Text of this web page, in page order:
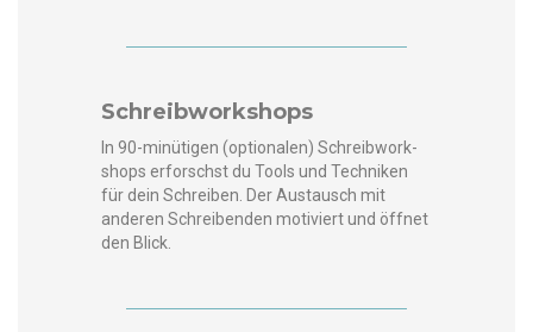
Schreibworkshops
In 90-minüti­gen (optionalen) Schreib­work­
shops erforschst du Tools und Tech­niken
für dein Schreiben. Der Aus­tausch mit
anderen Schreiben­den motiviert und öffnet
den Blick.